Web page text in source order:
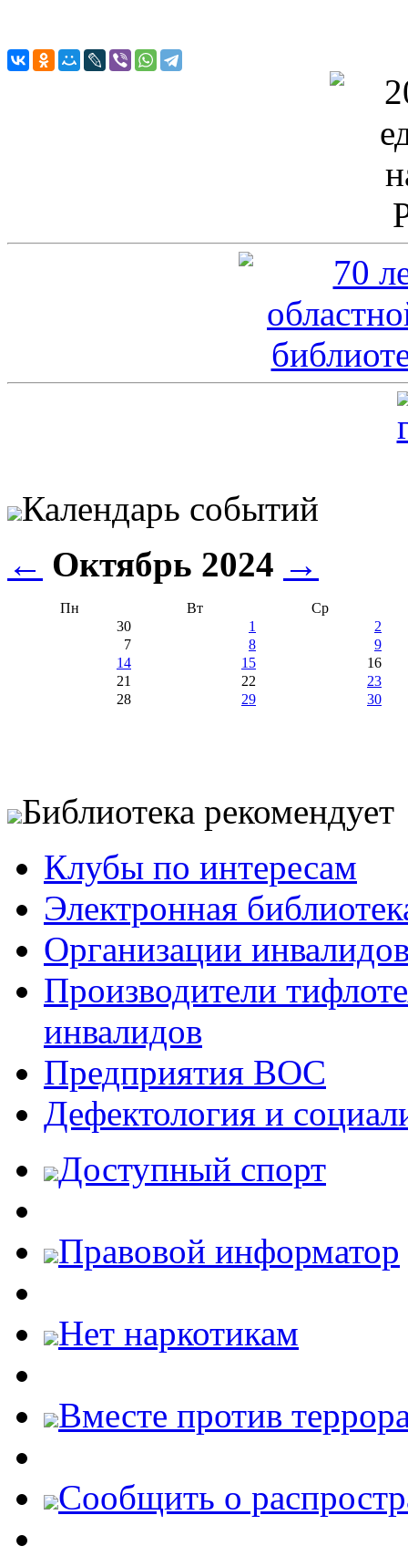
Календарь событий
← Октябрь 2024 →
Пн Вт
Ср
30
1
2
7
8
9
14
15
16
21
22
23
28
29 30
Библиотека рекомендует
Клубы по интересам
Электронная
Организации
Производители
инвалидов
Предприятия ВОС
Дефектология и
Доступный спорт
Правовой информатор
Нет наркотикам
Вместе против
Cообщить о